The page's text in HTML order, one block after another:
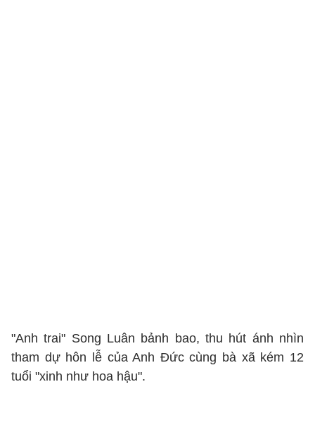
"Anh trai" Song Luân bảnh bao, thu hút ánh nhìn
tham dự hôn lễ của Anh Đức cùng bà xã kém 12
tuổi "xinh như hoa hậu".